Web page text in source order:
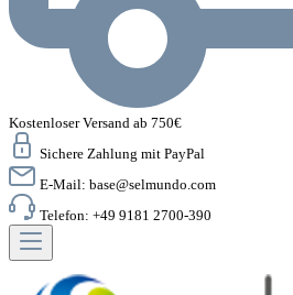
Kostenloser Versand ab 750€
Sichere Zahlung mit PayPal
E-Mail: base@selmundo.com
Telefon: +49 9181 2700-390